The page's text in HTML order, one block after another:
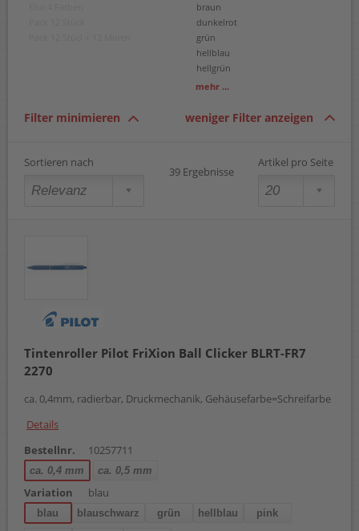
braun
dunkelrot
grün
hellblau
hellgrün
lila
neonorange
rot
mehr ...
Filter minimieren weniger Filter anzeigen
Sortieren nach
39 Ergebnisse
Artikel pro Seite
Tintenroller Pilot FriXion Ball Clicker BLRT-FR7
2270
ca. 0,4mm, radierbar, Druckmechanik, Gehäusefarbe=Schreifarbe
Details
Bestellnr.
10257711
ca. 0,4 mm ca. 0,5 mm
Variation blau
blau blauschwarz grün hellblau pink